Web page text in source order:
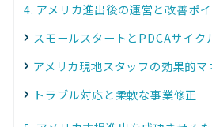
4. アメリカ進出後の運営と改善ポ
スモールスタートとPDCAサイク
アメリカ現地スタッフの効果的マ
トラブル対応と柔軟な事業修正